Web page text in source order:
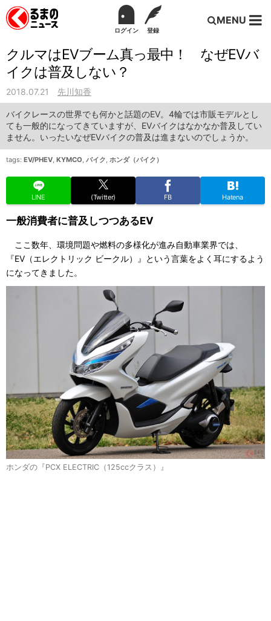
ログイン 登録
MENU
クルマはEVブーム真っ最中！ なぜEVバ
イクは普及しない？
2018.07.21 先川知香
バイクレースの世界でも何かと話題のEV。4輪では市販モデルとし
ても一般的になってきていますが、EVバイクはなかなか普及してい
ません。いったいなぜEVバイクの普及は進まないのでしょうか。
tags: EV/PHEV, KYMCO, バイク, ホンダ（バイク）
LINE (Twitter) FB Hatena
一般消費者に普及しつつあるEV
ここ数年、環境問題や燃料の多様化が進み自動車業界では、
『EV（エレクトリック ビークル）』という言葉をよく耳にするよう
になってきました。
ホンダの『PCX ELECTRIC（125ccクラス）』